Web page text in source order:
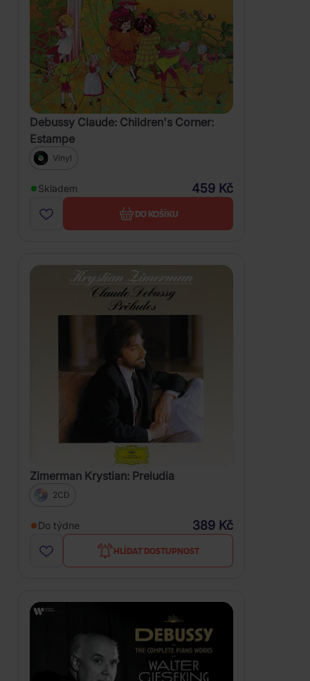
Debussy Claude: Children's Corner:
Estampe
Vinyl
Skladem 459 Kč
DO KOŠÍKU
Zimerman Krystian: Preludia
2CD
Do týdne 389 Kč
HLÍDAT DOSTUPNOST